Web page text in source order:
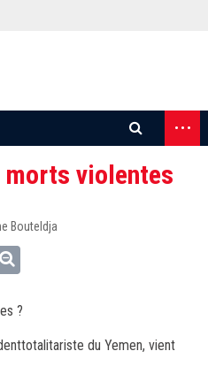
...
morts violentes
Bouteldja
?
du Yemen, vient